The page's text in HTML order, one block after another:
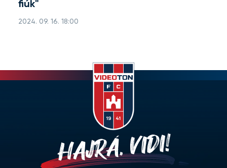
fiúk"
2024. 09. 16. 18:00
HAJRÁ, VIDI!